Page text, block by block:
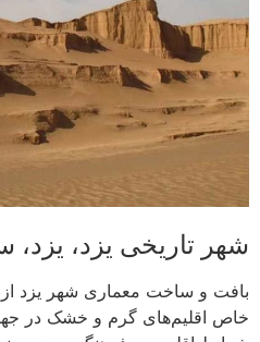
شهر تاریخی یزد، یزد، سال
بافت و ساخت معماری شهر یزد از
خاص اقلیم‌های گرم و خشک در